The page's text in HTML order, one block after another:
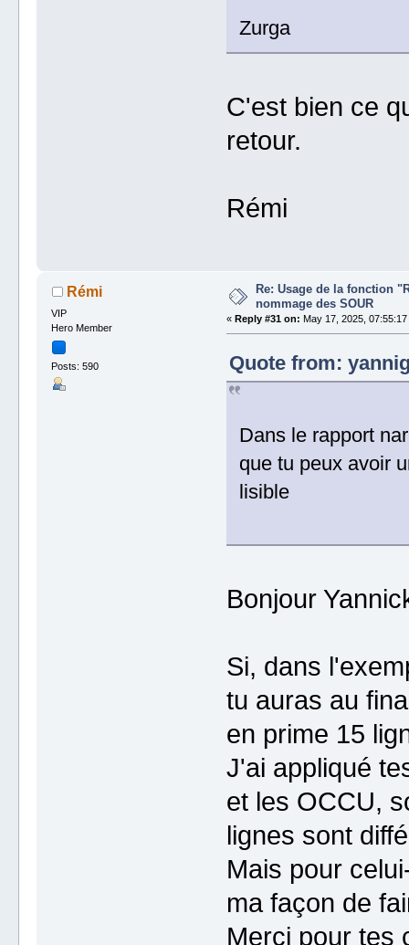
Zurga
C'est bien ce
retour.
Rémi
Rémi
VIP
Hero Member
Posts: 590
Re: Usage de la fonction
nommage des SOUR
« Reply #31 on: May 17, 2025, 07:55:17
Quote from:
Dans le rapport
que tu peux avoir
lisible
Bonjour
Si, dans
tu auras au
en prime 15
J'ai appliqué
et les OCCU,
lignes sont
Mais pour
ma façon de
Merci pour tes